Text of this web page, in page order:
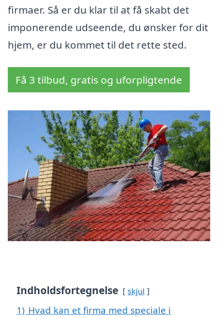
firmaer. Så er du klar til at få skabt det
imponerende udseende, du ønsker for dit
hjem, er du kommet til det rette sted.
Få 3 tilbud, gratis og uforpligtende
Indholdsfortegnelse skjul
1) Hvad kan et firma med speciale i